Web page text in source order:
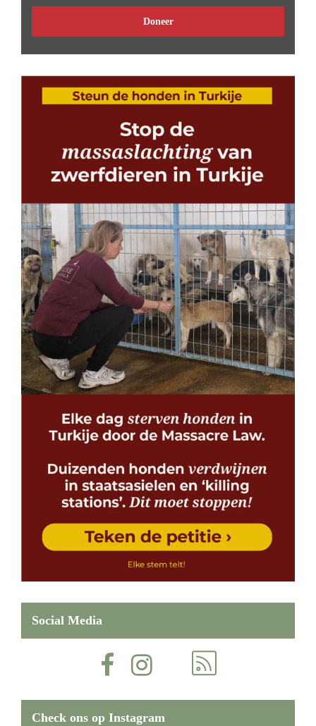
Doneer
Social Media
Check ons op Instagram